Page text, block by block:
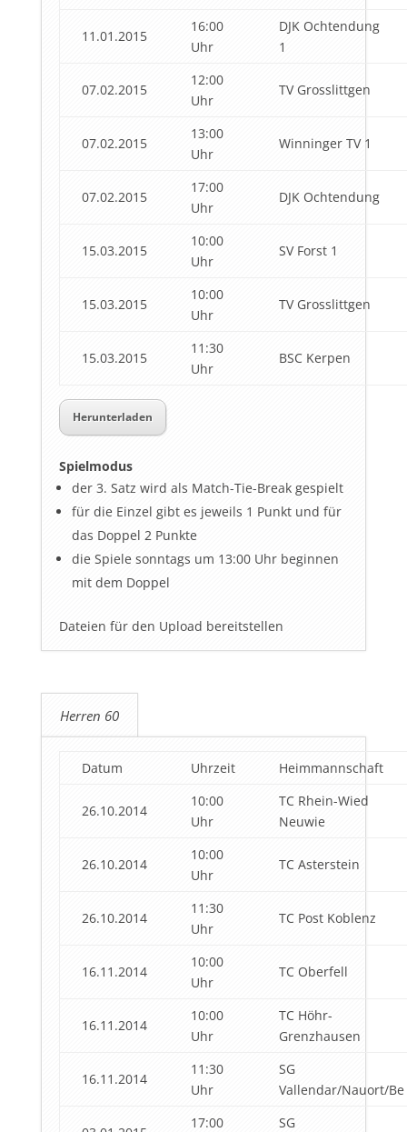
11.01.2015
16:00
Uhr
DJK Ochtendung
1
07.02.2015
12:00
Uhr
TV Grosslittgen
07.02.2015
13:00
Uhr
Winninger TV 1
07.02.2015
17:00
Uhr
DJK Ochtendung
15.03.2015
10:00
Uhr
SV Forst 1
15.03.2015
10:00
Uhr
TV Grosslittgen
15.03.2015
11:30
Uhr
BSC Kerpen
Herunterladen
Spielmodus
der 3. Satz wird als Match-Tie-Break gespielt
für die Einzel gibt es jeweils 1 Punkt und für
das Doppel 2 Punkte
die Spiele sonntags um 13:00 Uhr beginnen
mit dem Doppel
Dateien für den Upload bereitstellen
Herren 60
Datum Uhrzeit Heimmannschaft
26.10.2014
10:00
Uhr
TC Rhein-Wied
Neuwie
26.10.2014
10:00
Uhr
TC Asterstein
26.10.2014
11:30
Uhr
TC Post Koblenz
16.11.2014
10:00
Uhr
TC Oberfell
16.11.2014
10:00
Uhr
TC Höhr-
Grenzhausen
16.11.2014
11:30
Uhr
SG
Vallendar/Nauort/Be
17:00 SG